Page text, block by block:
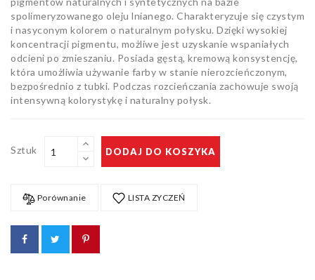
spolimeryzowanego oleju lnianego. Charakteryzuje się czystym
i nasyconym kolorem o naturalnym połysku. Dzięki wysokiej
koncentracji pigmentu, możliwe jest uzyskanie wspaniałych
odcieni po zmieszaniu. Posiada gęstą, kremową konsystencję,
która umożliwia używanie farby w stanie nierozcieńczonym,
bezpośrednio z tubki. Podczas rozcieńczania zachowuje swoją
intensywną kolorystykę i naturalny połysk.
Sztuk DODAJ DO KOSZYKA
Porównanie LISTA ZYCZEŃ